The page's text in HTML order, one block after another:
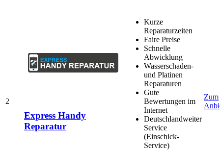
2
Express Handy
Reparatur
Kurze
Reparaturzeiten
Faire Preise
Schnelle
Abwicklung
Wasserschaden-
und Platinen
Reparaturen
Gute
Bewertungen im
Internet
Deutschlandweiter
Service
(Einschick-
Service)
Zum